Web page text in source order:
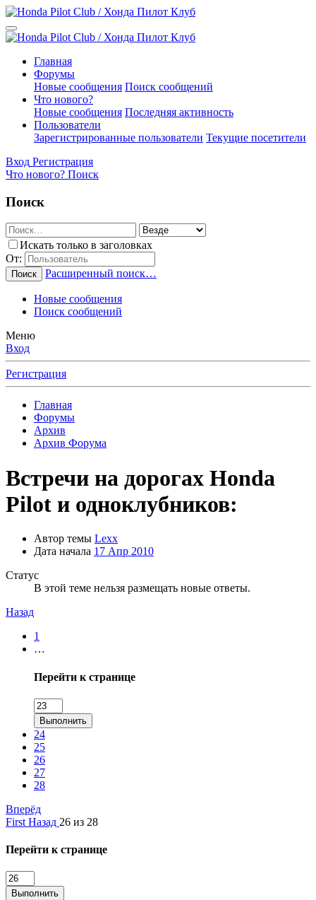
Главная
Форумы
Новые сообщения Поиск сообщений
Что нового?
Новые сообщения Последняя активность
Пользователи
Зарегистрированные пользователи Текущие посетители
Вход Регистрация
Что нового? Поиск
Поиск
Искать только в заголовках
От:
Поиск Расширенный поиск…
Новые сообщения
Поиск сообщений
Меню
Вход
Регистрация
Главная
Форумы
Архив
Архив Форума
Встречи на дорогах Honda
Pilot и одноклубников:
Автор темы Lexx
Дата начала 17 Апр 2010
Статус
В этой теме нельзя размещать новые ответы.
Назад
1
…
Перейти к странице
Выполнить
24
25
26
27
28
Вперёд
First Назад 26 из 28
Перейти к странице
Выполнить